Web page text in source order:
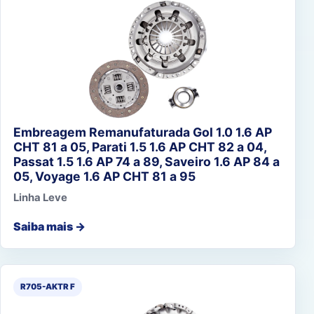
Embreagem Remanufaturada Gol 1.0 1.6 AP
CHT 81 a 05, Parati 1.5 1.6 AP CHT 82 a 04,
Passat 1.5 1.6 AP 74 a 89, Saveiro 1.6 AP 84 a
05, Voyage 1.6 AP CHT 81 a 95
Linha Leve
Saiba mais →
R705-AKTR F